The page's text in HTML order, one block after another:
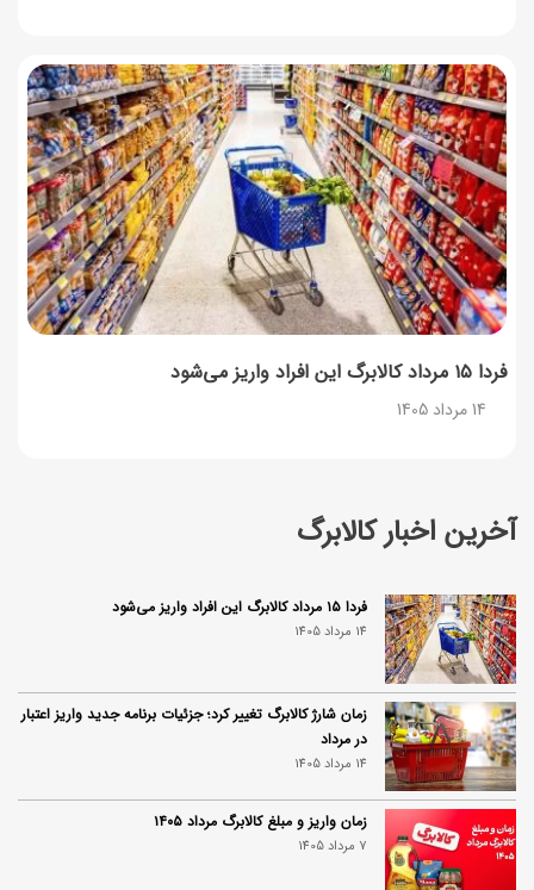
آخرین اخبار کالابرگ
فردا ۱۵ مرداد کالابرگ این افراد واریز می‌شود
14 مرداد 1405
زمان شارژ کالابرگ تغییر کرد؛ جزئیات برنامه جدید واریز اعتبار
در مرداد
14 مرداد 1405
زمان واریز و مبلغ کالابرگ مرداد ۱۴۰۵
7 مرداد 1405
فردا ۱۵ مرداد کالابرگ این افراد واریز می‌شود
14 مرداد 1405